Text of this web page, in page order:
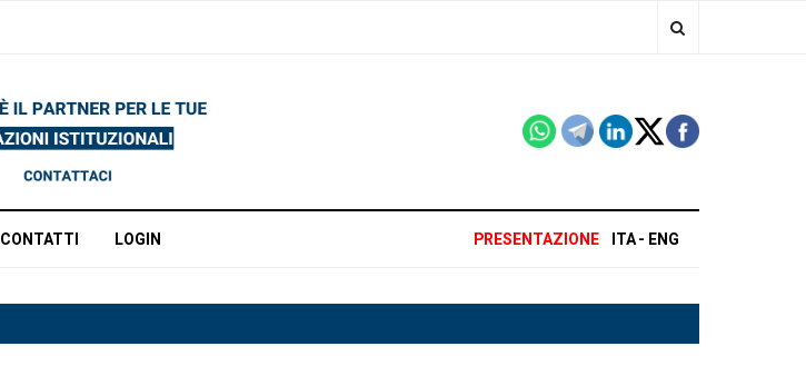
CONTATTI LOGIN PRESENTAZIONE ITA ENG